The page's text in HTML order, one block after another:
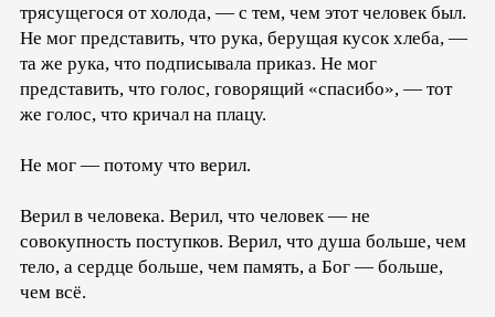
трясущегося от холода, — с тем, чем этот человек был.
Не мог представить, что рука, берущая кусок хлеба, —
та же рука, что подписывала приказ. Не мог
представить, что голос, говорящий «спасибо», — тот
же голос, что кричал на плацу.
Не мог — потому что верил.
Верил в человека. Верил, что человек — не
совокупность поступков. Верил, что душа больше, чем
тело, а сердце больше, чем память, а Бог — больше,
чем всё.